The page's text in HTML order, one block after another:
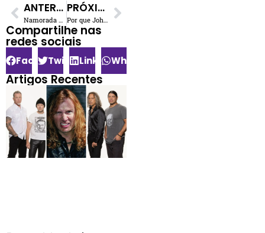
ANTERIOR
Namorada de John Lennon disse que ele, Ringo Starr e outros músicos queriam morar juntos
PRÓXIMO
Por que John Lennon beijou o sapato de Jerry Lee Lewis depois de um de seus shows
Compartilhe nas
redes sociais​
FacebookTwitterLinkedInWhatsApp
Artigos Recentes